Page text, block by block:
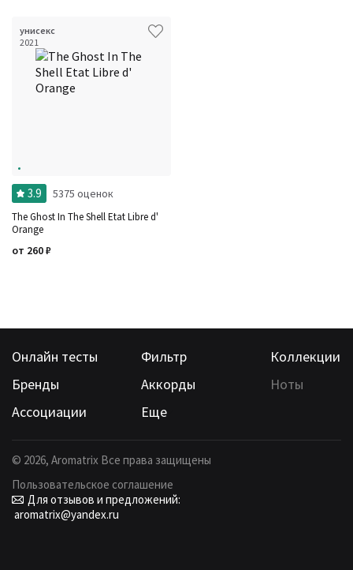
унисекс
2021
3.9 5375 оценок
The Ghost In The Shell Etat Libre d'
Orange
от 260₽
Онлайн тесты Фильтр
Коллекции
Бренды
Аккорды
Ноты
Ассоциации
Еще
© 2026, Aromatrix Все права защищены
Пользовательское соглашение
Для отзывов и предложений:
aromatrix@yandex.ru